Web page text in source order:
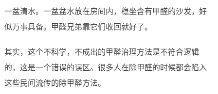
一盆清水。一盆盆水放在房间内，稳坐含有甲醛的沙发，好
似万事具备。甲醛兄弟靠它们收回就好了。
其实，这个不科学，不成出的甲醛治理方法是不符合逻辑
的，这是一个错误的误区。很多人在除甲醛的时候都会陷入
这些民间流传的除甲醛方法。